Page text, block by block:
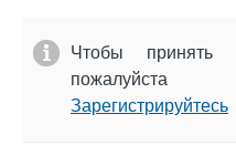
Чтобы принять
пожалуйста
Зарегистрируйтесь